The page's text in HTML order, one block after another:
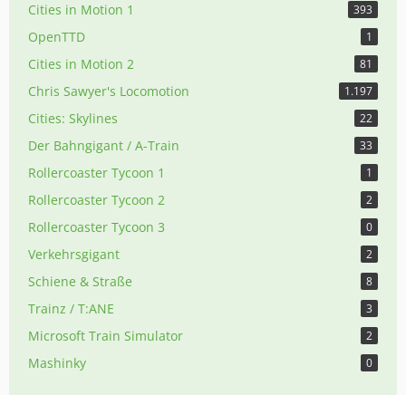
Cities in Motion 1 393
OpenTTD 1
Cities in Motion 2 81
Chris Sawyer's Locomotion 1.197
Cities: Skylines 22
Der Bahngigant / A-Train 33
Rollercoaster Tycoon 1 1
Rollercoaster Tycoon 2 2
Rollercoaster Tycoon 3 0
Verkehrsgigant 2
Schiene & Straße 8
Trainz / T:ANE 3
Microsoft Train Simulator 2
Mashinky 0